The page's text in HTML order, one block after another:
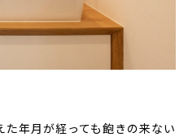
年月が経っても飽きの来ない